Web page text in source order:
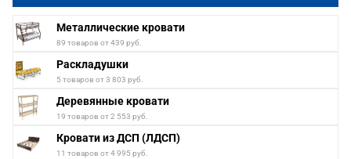
Металлические кровати
89 товаров от 439 руб.
Раскладушки
5 товаров от 3 803 руб.
Деревянные кровати
19 товаров от 2 553 руб.
Кровати из ДСП (ЛДСП)
11 товаров от 4 995 руб.